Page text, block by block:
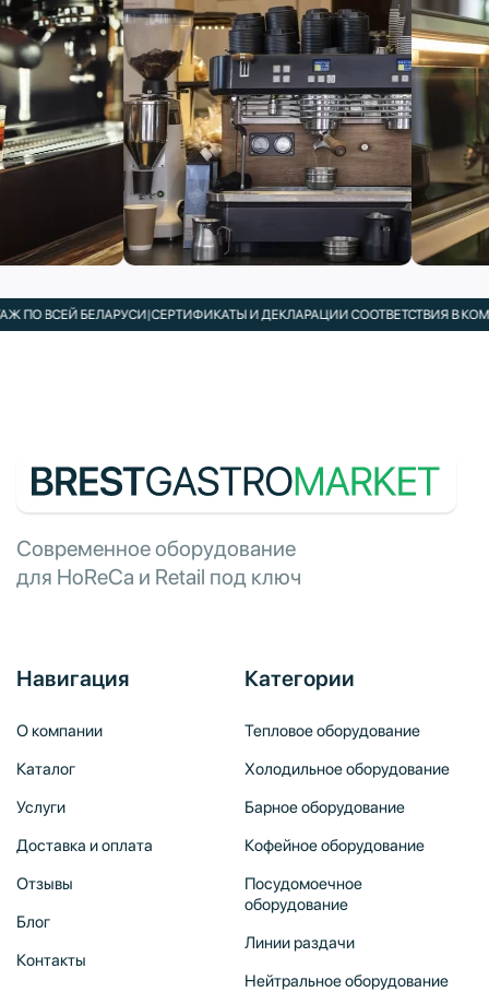
БЕЛАРУСИ|СЕРТИФИКАТЫ И ДЕКЛАРАЦИИ СООТВЕТСТВИЯ В КОМПЛЕКТЕ|
Современное оборудование
для HoReCa и Retail под ключ
Навигация
О компании
Каталог
Услуги
Доставка и оплата
Отзывы
Блог
Контакты
Категории
Тепловое оборудование
Холодильное оборудование
Барное оборудование
Кофейное оборудование
Посудомоечное
оборудование
Линии раздачи
Нейтральное оборудование